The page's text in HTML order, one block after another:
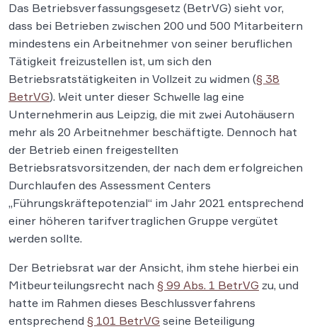
Das Betriebsverfassungsgesetz (BetrVG) sieht vor,
dass bei Betrieben zwischen 200 und 500 Mitarbeitern
mindestens ein Arbeitnehmer von seiner beruflichen
Tätigkeit freizustellen ist, um sich den
Betriebsratstätigkeiten in Vollzeit zu widmen (§ 38
BetrVG). Weit unter dieser Schwelle lag eine
Unternehmerin aus Leipzig, die mit zwei Autohäusern
mehr als 20 Arbeitnehmer beschäftigte. Dennoch hat
der Betrieb einen freigestellten
Betriebsratsvorsitzenden, der nach dem erfolgreichen
Durchlaufen des Assessment Centers
„Führungskräftepotenzial“ im Jahr 2021 entsprechend
einer höheren tarifvertraglichen Gruppe vergütet
werden sollte.
Der Betriebsrat war der Ansicht, ihm stehe hierbei ein
Mitbeurteilungsrecht nach § 99 Abs. 1 BetrVG zu, und
hatte im Rahmen dieses Beschlussverfahrens
entsprechend § 101 BetrVG seine Beteiligung